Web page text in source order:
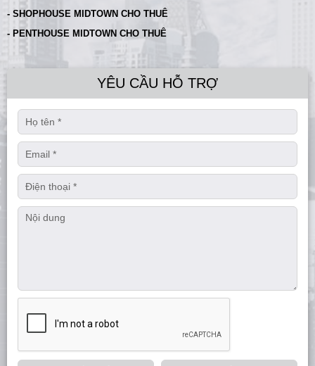
- SHOPHOUSE MIDTOWN CHO THUÊ
- PENTHOUSE MIDTOWN CHO THUÊ
YÊU CẦU HỖ TRỢ